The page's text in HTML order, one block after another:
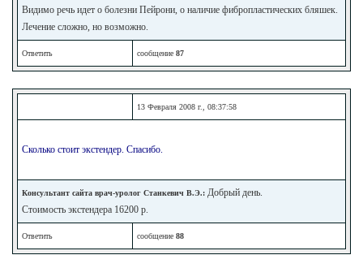
Видимо речь идет о болезни Пейрони, о наличие фибропластических бляшек.
Лечение сложно, но возможно.
Ответить сообщение 87
13 Февраля 2008 г., 08:37:58
Сколько стоит экстендер. Спасибо.
Консультант сайта врач-уролог Станкевич В.Э.: Добрый день.
Стоимость экстендера 16200 р.
Ответить сообщение 88